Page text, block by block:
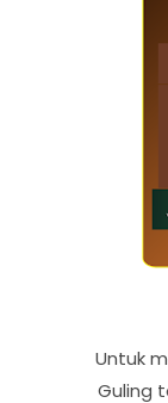
Untuk
Guling